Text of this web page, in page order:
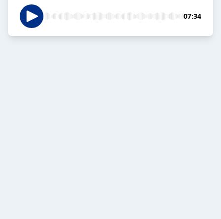
07:34